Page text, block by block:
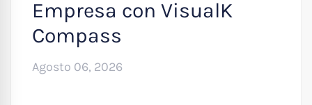
Empresa con VisualK
Compass
Agosto 06, 2026